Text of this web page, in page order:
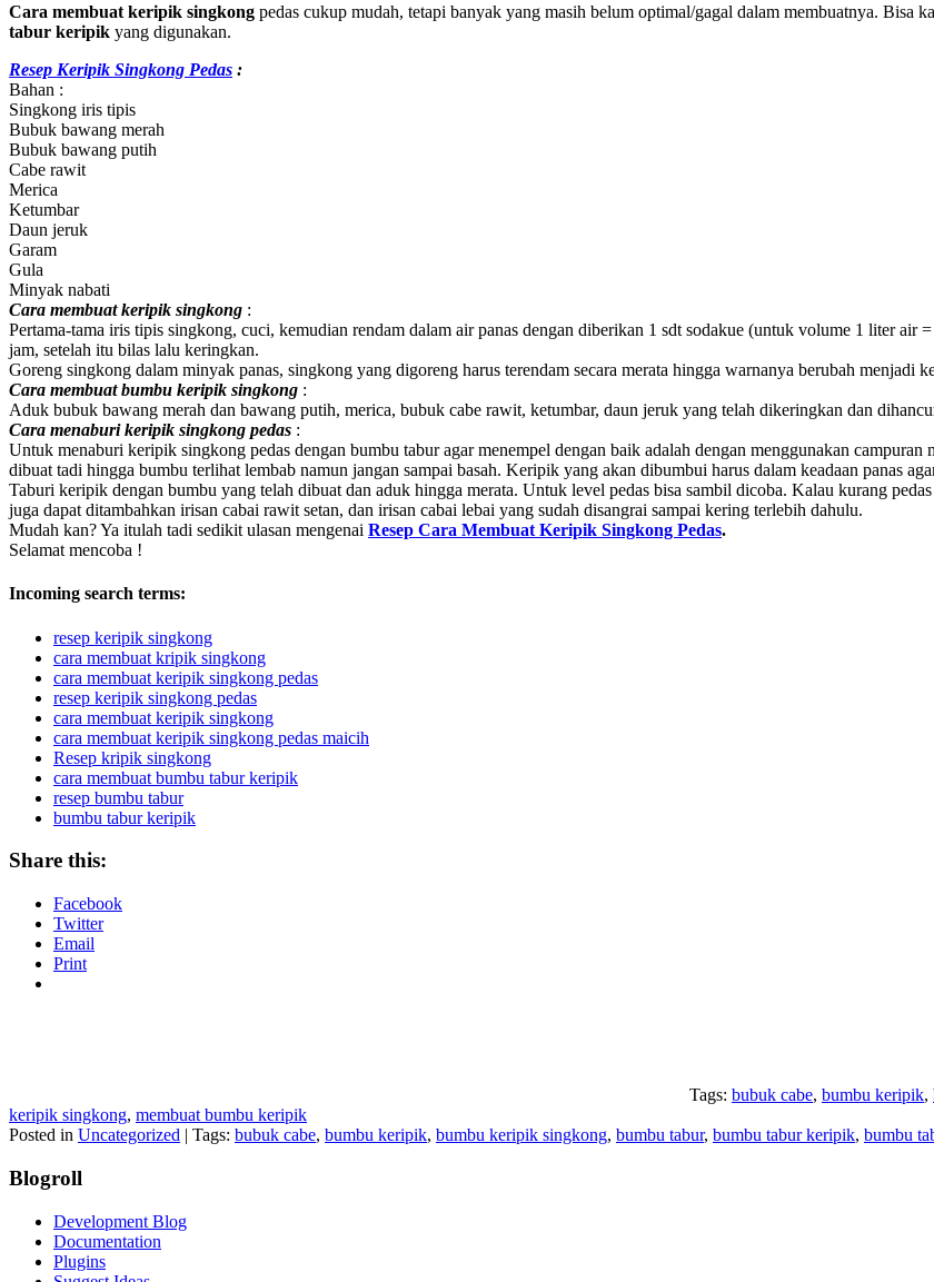
Cara membuat keripik singkong pedas cukup mudah, tetapi banyak yang masih belum optimal/gagal dalam membuatnya. Bisa
tabur keripik yang digunakan.
Resep Keripik Singkong Pedas :
Bahan :
Singkong iris tipis
Bubuk bawang merah
Bubuk bawang putih
Cabe rawit
Merica
Ketumbar
Daun jeruk
Garam
Gula
Minyak nabati
Cara membuat keripik singkong :
Pertama-tama iris tipis singkong, cuci, kemudian rendam dalam air panas dengan diberikan 1 sdt sodakue (untuk volume 1 liter
jam, setelah itu bilas lalu keringkan.
Goreng singkong dalam minyak panas, singkong yang digoreng harus terendam secara merata hingga warnanya berubah menjadi
Cara membuat bumbu keripik singkong :
Aduk bubuk bawang merah dan bawang putih, merica, bubuk cabe rawit, ketumbar, daun jeruk yang telah dikeringkan dan
Cara menaburi keripik singkong pedas :
Untuk menaburi keripik singkong pedas dengan bumbu tabur agar menempel dengan baik adalah dengan menggunakan
dibuat tadi hingga bumbu terlihat lembab namun jangan sampai basah. Keripik yang akan dibumbui harus dalam keadaan panas
Taburi keripik dengan bumbu yang telah dibuat dan aduk hingga merata. Untuk level pedas bisa sambil dicoba. Kalau kurang
juga dapat ditambahkan irisan cabai rawit setan, dan irisan cabai lebai yang sudah disangrai sampai kering terlebih dahulu.
Mudah kan? Ya itulah tadi sedikit ulasan mengenai Resep Cara Membuat Keripik Singkong Pedas.
Selamat mencoba !
Incoming search terms:
resep keripik singkong
cara membuat kripik singkong
cara membuat keripik singkong pedas
resep keripik singkong pedas
cara membuat keripik singkong
cara membuat keripik singkong pedas maicih
Resep kripik singkong
cara membuat bumbu tabur keripik
resep bumbu tabur
bumbu tabur keripik
Share this:
Facebook
Twitter
Email
Print
Tags: bubuk cabe, bumbu keripik,
keripik singkong, membuat bumbu keripik
Posted in Uncategorized | Tags: bubuk cabe, bumbu keripik, bumbu keripik singkong, bumbu tabur, bumbu tabur keripik, bumbu
Blogroll
Development Blog
Documentation
Plugins